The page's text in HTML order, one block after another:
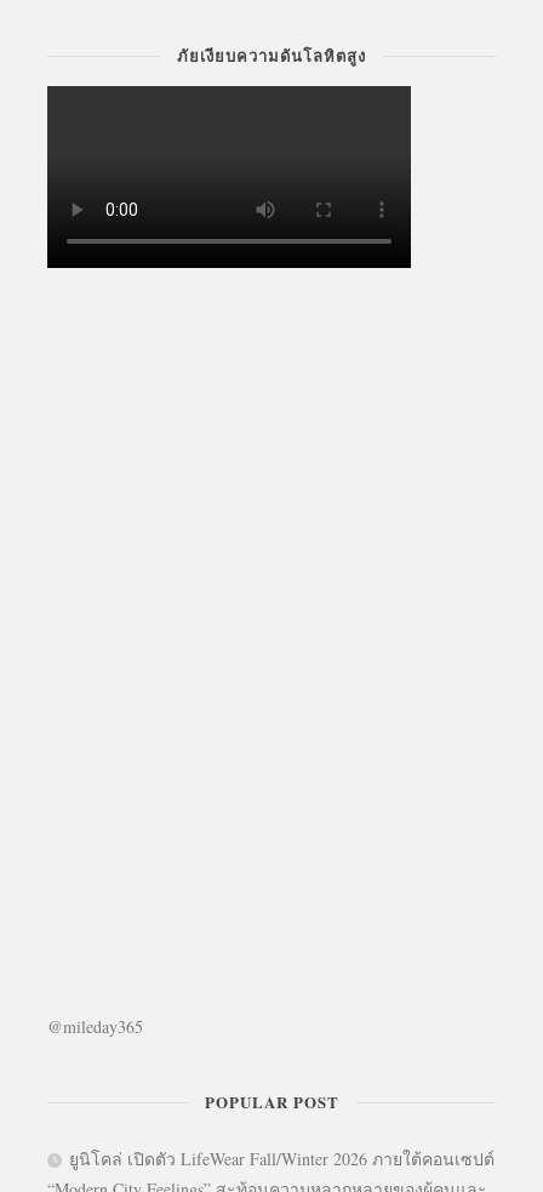
ภัยเงียบความดันโลหิตสูง
@mileday365
POPULAR POST
ยูนิโคล่ เปิดตัว LifeWear Fall/Winter 2026 ภายใต้คอนเซปต์